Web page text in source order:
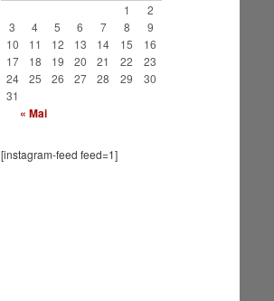
1
2
3
4 5 6 7 8
9
10
11 12 13 14 15
16
17
18 19 20 21 22
23
24
25 26 27 28 29
30
31
« Mai
[instagram-feed feed=1]